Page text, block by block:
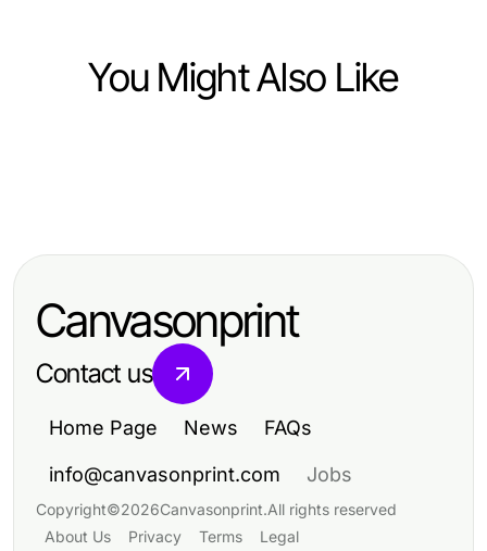
You Might Also Like
Intelligence Hacks That Actually
2026년 개인회생에 대한 최종 결론
Canvasonprint
Contact us
Home Page News FAQs
info@canvasonprint.com Jobs
Copyright©2026Canvasonprint.All rights reserved
About Us
Privacy Terms Legal